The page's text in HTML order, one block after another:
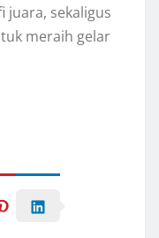
juara, sekaligus
meraih gelar